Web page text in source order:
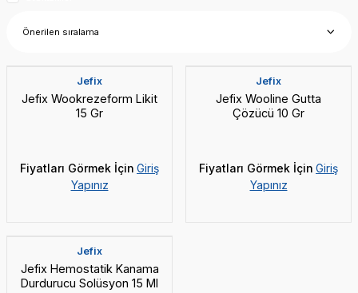
Jefix
Jefix Wookrezeform Likit
15 Gr
Fiyatları Görmek İçin Giriş
Yapınız
Jefix
Jefix Wooline Gutta
Çözücü 10 Gr
Fiyatları Görmek İçin Giriş
Yapınız
Jefix
Jefix Hemostatik Kanama
Durdurucu Solüsyon 15 Ml